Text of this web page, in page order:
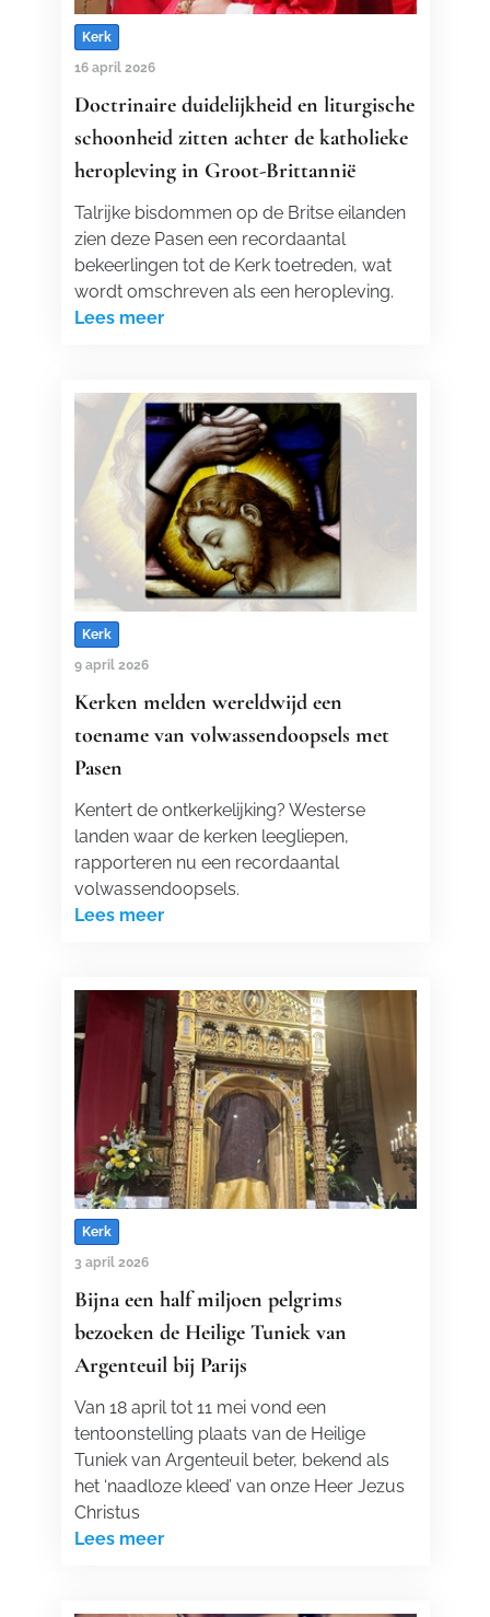
Kerk
16 april 2026
Doctrinaire duidelijkheid en liturgische
schoonheid zitten achter de katholieke
heropleving in Groot-Brittannië
Talrijke bisdommen op de Britse eilanden
zien deze Pasen een recordaantal
bekeerlingen tot de Kerk toetreden, wat
wordt omschreven als een heropleving.
Lees meer
Kerk
9 april 2026
Kerken melden wereldwijd een
toename van volwassendoopsels met
Pasen
Kentert de ontkerkelijking? Westerse
landen waar de kerken leegliepen,
rapporteren nu een recordaantal
volwassendoopsels.
Lees meer
Kerk
3 april 2026
Bijna een half miljoen pelgrims
bezoeken de Heilige Tuniek van
Argenteuil bij Parijs
Van 18 april tot 11 mei vond een
tentoonstelling plaats van de Heilige
Tuniek van Argenteuil beter, bekend als
het ‘naadloze kleed’ van onze Heer Jezus
Christus
Lees meer